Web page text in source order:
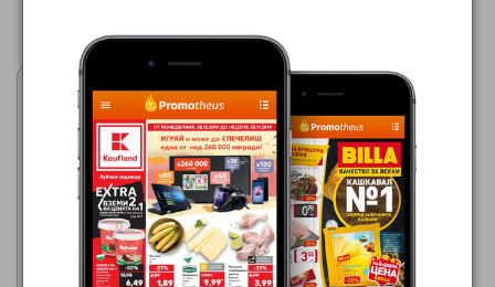
Кауфланд
03.08.2026 - 09.08.2026